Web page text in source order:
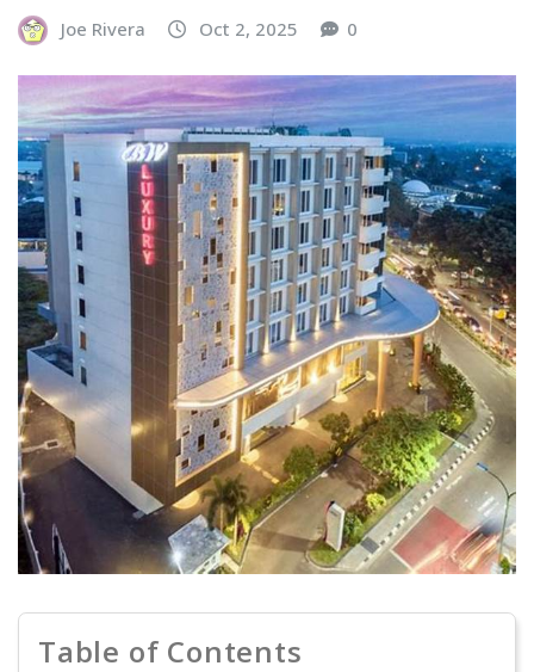
Joe Rivera Oct 2, 2025 0
Table of Contents